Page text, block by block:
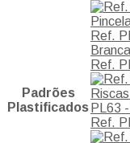
Padrões
Plastificados
Ref.
Ref.
PL63
Ref.